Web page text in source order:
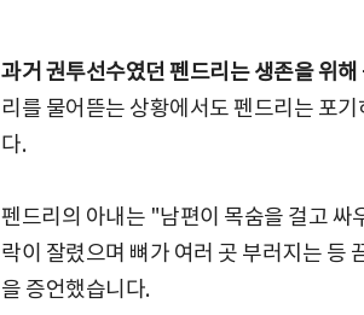
과거 권투선수였던 펜드리는 생존을 위
리를 물어뜯는 상황에서도 펜드리는 포
다.
펜드리의 아내는 "남편이 목숨을 걸고 싸
락이 잘렸으며 뼈가 여러 곳 부러지는 등
을 증언했습니다.